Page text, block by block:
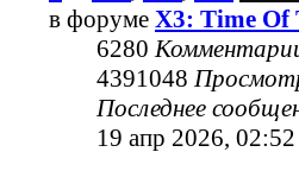
в форуме X3: Time Of
6280
4391048
Последнее
19 апр 2026, 02:52